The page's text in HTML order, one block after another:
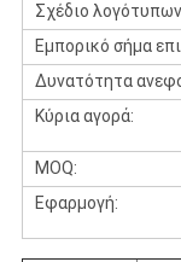
Σχέδιο
Εμπορικό σήμα
Δυνατότητα
Κύρια αγορά:
MOQ:
Εφαρμογή: